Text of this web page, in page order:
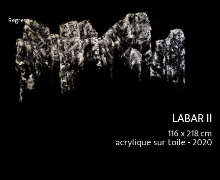
Regreso
LABAR II
116 x 218 cm
acrylique sur toile - 2020